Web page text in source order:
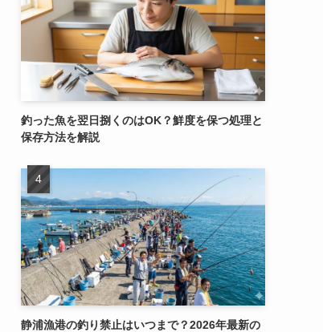
釣った魚を翌日捌くのはOK？鮮度を保つ処理と
保存方法を解説
静浦漁港の釣り禁止はいつまで？2026年最新の